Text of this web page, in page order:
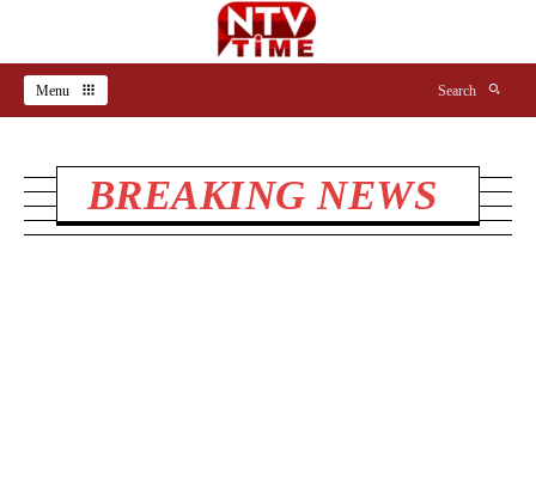
Menu Search
BREAKING NEWS